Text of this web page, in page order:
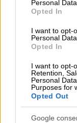
Personal Data.
Opted In
I want to opt-
Personal
Opted In
I want to opt-
Retention,
Personal
Purposes for
Opted Out
Google
Ολυμπιακός
παρευρεθεί
μήνα και θα
30.000
ΔΙΑΒΑΣΤΕ
Αθλητισμός|